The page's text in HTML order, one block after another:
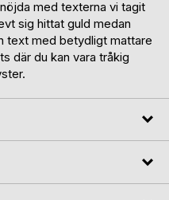
med texterna vi tagit
sig hittat guld medan
text med betydligt mattare
där du kan vara tråkig